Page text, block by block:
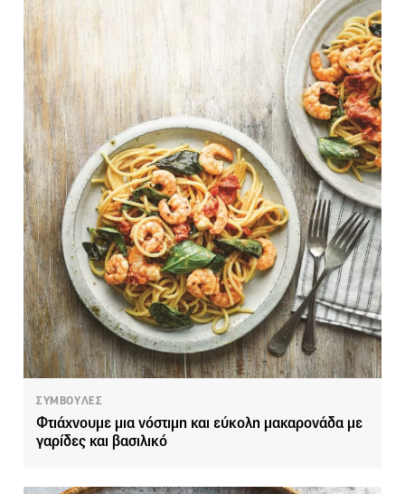
ΣΥΜΒΟΥΛΕΣ
Φτιάχνουμε μια νόστιμη και εύκολη μακαρονάδα με
γαρίδες και βασιλικό